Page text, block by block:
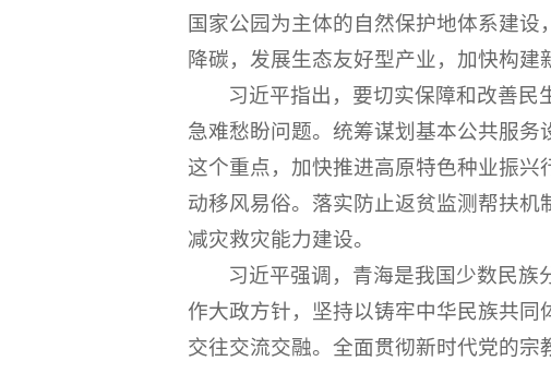
国家公园为主体的自然保护地体系建
降碳，发展生态友好型产业，加快构建
习近平指出，要切实保障和改善
急难愁盼问题。统筹谋划基本公共服
这个重点，加快推进高原特色种业振
动移风易俗。落实防止返贫监测帮扶
减灾救灾能力建设。
习近平强调，青海是我国少数民
作大政方针，坚持以铸牢中华民族共
交往交流交融。全面贯彻新时代党的宗